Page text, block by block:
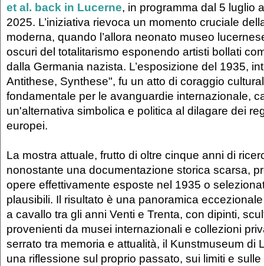
et al. back in Lucerne, in programma dal 5 luglio
2025. L’iniziativa rievoca un momento cruciale
moderna, quando l’allora neonato museo
oscuri del totalitarismo esponendo artisti bollati
dalla Germania nazista. L’esposizione del 1935,
Antithese, Synthese", fu un atto di coraggio
fondamentale per le avanguardie internazionale,
un'alternativa simbolica e politica al dilagare dei
europei.
La mostra attuale, frutto di oltre cinque anni di
nonostante una documentazione storica scarsa,
opere effettivamente esposte nel 1935 o
plausibili. Il risultato è una panoramica
a cavallo tra gli anni Venti e Trenta, con dipinti,
provenienti da musei internazionali e collezioni
serrato tra memoria e attualità, il Kunstmuseum di
una riflessione sul proprio passato, sui limiti e